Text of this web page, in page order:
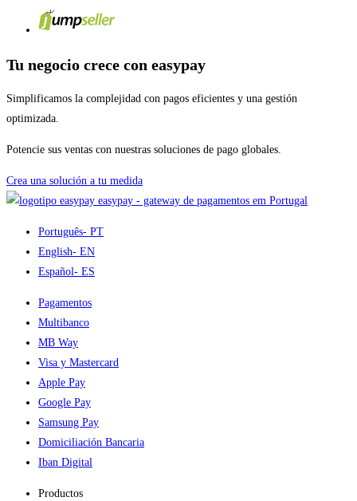
Tu negocio crece con easypay
Simplificamos la complejidad con pagos eficientes y una gestión
optimizada.
Potencie sus ventas con nuestras soluciones de pago globales.
Crea una solución a tu medida
easypay - gateway de pagamentos em Portugal
Português- PT
English- EN
Español- ES
Pagamentos
Multibanco
MB Way
Visa y Mastercard
Apple Pay
Google Pay
Samsung Pay
Domiciliación Bancaria
Iban Digital
Productos